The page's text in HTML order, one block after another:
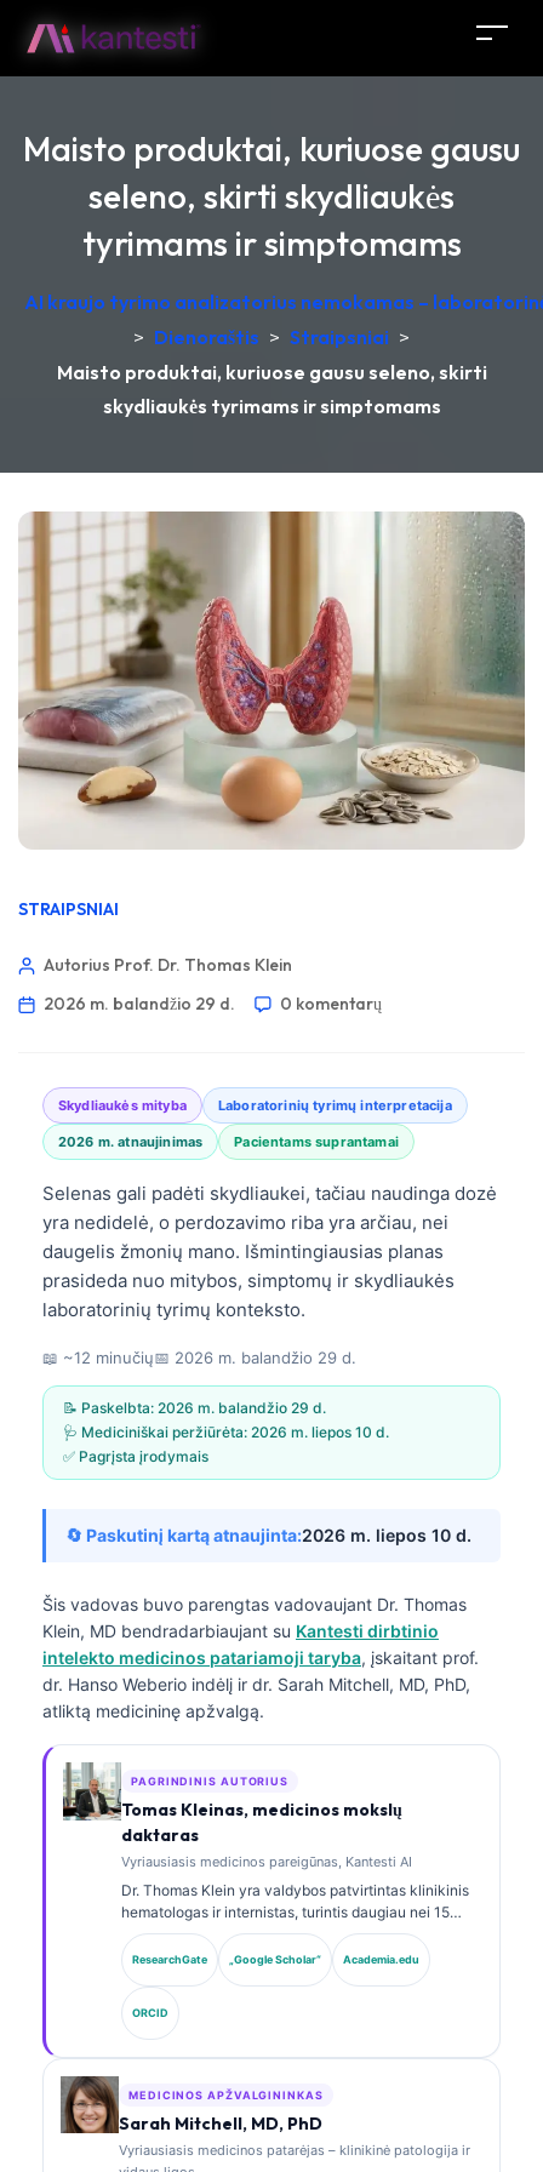
Maisto produktai, kuriuose gausu
seleno, skirti skydliaukės
tyrimams ir simptomams
AI kraujo tyrimo analizatorius nemokamas –
> Dienoraštis > Straipsniai >
Maisto produktai, kuriuose gausu seleno, skirti
skydliaukės tyrimams ir simptomams
STRAIPSNIAI
Autorius Prof. Dr. Thomas Klein
2026 m. balandžio 29 d.
0 komentarų
Skydliaukės mityba Laboratorinių tyrimų interpretacija
2026 m. atnaujinimas Pacientams suprantamai
Selenas gali padėti skydliaukei, tačiau naudinga dozė
yra nedidelė, o perdozavimo riba yra arčiau, nei
daugelis žmonių mano. Išmintingiausias planas
prasideda nuo mitybos, simptomų ir skydliaukės
laboratorinių tyrimų konteksto.
📖 ~12 minučių📅 2026 m. balandžio 29 d.
📝 Paskelbta: 2026 m. balandžio 29 d.
🩺 Mediciniškai peržiūrėta: 2026 m. liepos 10 d.
✅ Pagrįsta įrodymais
🔄 Paskutinį kartą atnaujinta:2026 m. liepos 10 d.
Šis vadovas buvo parengtas vadovaujant Dr. Thomas
Klein, MD bendradarbiaujant su Kantesti dirbtinio
intelekto medicinos patariamoji taryba, įskaitant prof.
dr. Hanso Weberio indėlį ir dr. Sarah Mitchell, MD, PhD,
atliktą medicininę apžvalgą.
PAGRINDINIS AUTORIUS
Tomas Kleinas, medicinos mokslų
daktaras
Vyriausiasis medicinos pareigūnas, Kantesti AI
Dr. Thomas Klein yra valdybos patvirtintas klinikinis
hematologas ir internistas, turintis daugiau nei 15
metų patirtį laboratorinės medicinos ir AI pagalba
atliekamos klinikinės analizės srityse. Būdamas
Kantesti AI vyriausiuoju medicinos pareigūnu, jis
užtikrina klinikinę nuosavo neuroninio tinklo
medicininio tikslumo priežiūrą. Dr. Klein yra plačiai
publikavęs biomarkerių interpretavimo ir
laboratorinės diagnostikos laboratorinės medicinos
ResearchGate „Google Scholar“ Academia.edu
ORCID
MEDICINOS APŽVALGININKAS
Sarah Mitchell, MD, PhD
Vyriausiasis medicinos patarėjas – klinikinė patologija ir